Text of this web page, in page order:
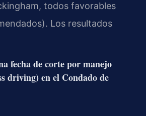
todos favorables
Los resultados
fecha de corte por manejo
driving) en el Condado de